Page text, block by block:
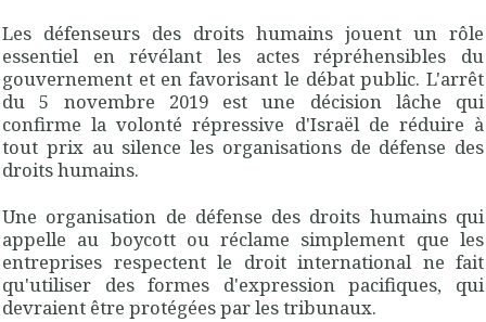
Les défenseurs des droits humains jouent un rôle
essentiel en révélant les actes répréhensibles du
gouvernement et en favorisant le débat public. L'arrêt
du 5 novembre 2019 est une décision lâche qui
confirme la volonté répressive d'Israël de réduire à
tout prix au silence les organisations de défense des
droits humains.
Une organisation de défense des droits humains qui
appelle au boycott ou réclame simplement que les
entreprises respectent le droit international ne fait
qu'utiliser des formes d'expression pacifiques, qui
devraient être protégées par les tribunaux.